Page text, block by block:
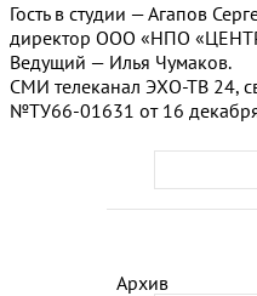
Архив
Гость в студии — Агапов
директор ООО «НПО
Ведущий — Илья Чумаков.
СМИ телеканал ЭХО-ТВ 24,
№ТУ66-01631 от 16